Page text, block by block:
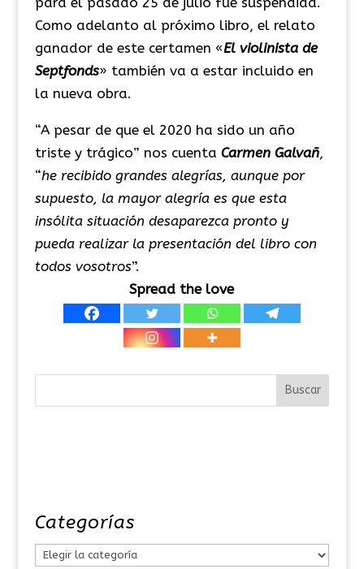
Como adelanto al próximo libro, el relato
ganador de este certamen «El violinista de
Septfonds» también va a estar incluido en
la nueva obra.
“A pesar de que el 2020 ha sido un año
triste y trágico” nos cuenta Carmen Galvañ,
“he recibido grandes alegrías, aunque por
supuesto, la mayor alegría es que esta
insólita situación desaparezca pronto y
pueda realizar la presentación del libro con
todos vosotros”.
Spread the love
Categorías